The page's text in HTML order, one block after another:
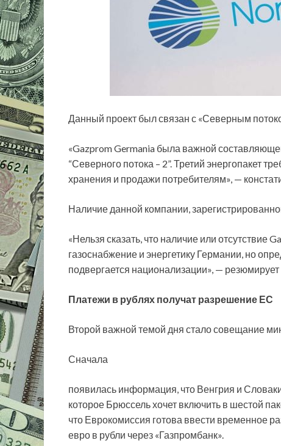
Данный проект был связан с «Северным
«Gazprom Germania была важной
“Северного потока – 2”. Третий энергопакет
хранения и продажи потребителям», —
Наличие данной компании,
«Нельзя сказать, что наличие или отсутствие
газоснабжение и энергетику Германии, но
подвергается национализации», —
Платежи в рублях получат разрешение ЕС
Второй важной темой дня стало совещание
Сначала
появилась информация, что Венгрия и
которое Брюссель хочет включить в шестой
что Еврокомиссия готова ввести временное
евро в рубли через «Газпромбанк».